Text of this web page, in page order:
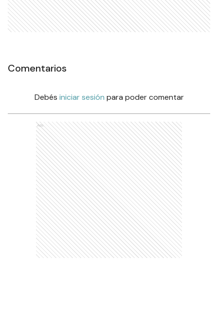
Comentarios
Debés iniciar sesión para poder comentar
Ads